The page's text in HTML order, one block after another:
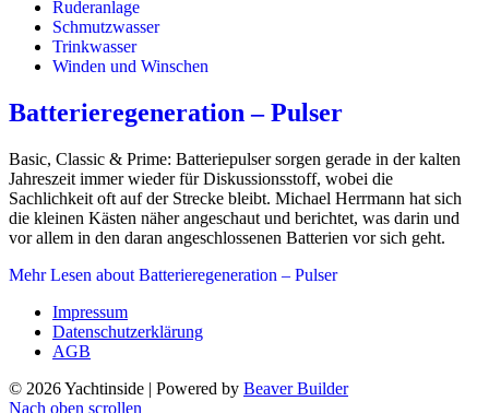
Ruderanlage
Schmutzwasser
Trinkwasser
Winden und Winschen
Batterieregeneration – Pulser
Basic, Classic & Prime: Batteriepulser sorgen gerade in der kalten
Jahreszeit immer wieder für Diskussionsstoff, wobei die
Sachlichkeit oft auf der Strecke bleibt. Michael Herrmann hat sich
die kleinen Kästen näher angeschaut und berichtet, was darin und
vor allem in den daran angeschlossenen Batterien vor sich geht.
Mehr Lesen about Batterieregeneration – Pulser
Impressum
Datenschutzerklärung
AGB
© 2026 Yachtinside | Powered by Beaver Builder
Nach oben scrollen